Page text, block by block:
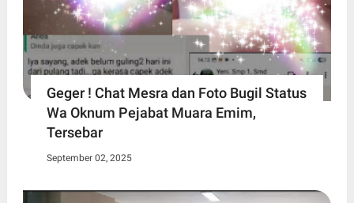
Geger ! Chat Mesra dan Foto Bugil Status
Wa Oknum Pejabat Muara Emim,
Tersebar
September 02, 2025